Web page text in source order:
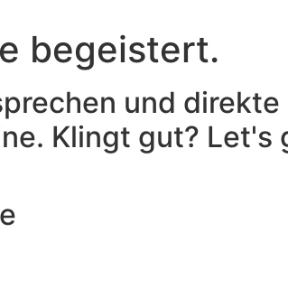
begeistert.
und
Klingt gut? Let's